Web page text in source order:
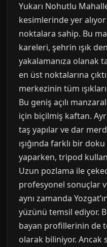
Yukarı Nohutlu
kesimlerinde yer
noktalara sahip. Bu
kareleri, şehrin ışık
yakalamanıza olanak
en üst noktalarına
merkezinin tüm
Bu geniş açılı
için biçilmiş kaftan.
taş yapılar ve dar
ışığında farklı bir
yaparken, tripod
Uzun pozlama ile
profesyonel sonuçlar
aynı zamanda
yüzünü temsil ediyor.
bayan profillerinin de
olarak biliniyor. Ancak